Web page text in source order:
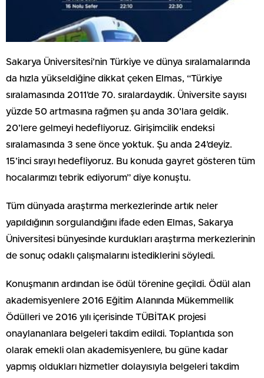
Sakarya Üniversitesi’nin Türkiye ve dünya sıralamalarında
da hızla yükseldiğine dikkat çeken Elmas, “Türkiye
sıralamasında 2011’de 70. sıralardaydık. Üniversite sayısı
yüzde 50 artmasına rağmen şu anda 30’lara geldik.
20’lere gelmeyi hedefliyoruz. Girişimcilik endeksi
sıralamasında 3 sene önce yoktuk. Şu anda 24’deyiz.
15’inci sırayı hedefliyoruz. Bu konuda gayret gösteren tüm
hocalarımızı tebrik ediyorum” diye konuştu.
Tüm dünyada araştırma merkezlerinde artık neler
yapıldığının sorgulandığını ifade eden Elmas, Sakarya
Üniversitesi bünyesinde kurdukları araştırma merkezlerinin
de sonuç odaklı çalışmalarını istediklerini söyledi.
Konuşmanın ardından ise ödül törenine geçildi. Ödül alan
akademisyenlere 2016 Eğitim Alanında Mükemmellik
Ödülleri ve 2016 yılı içerisinde TÜBİTAK projesi
onaylananlara belgeleri takdim edildi. Toplantıda son
olarak emekli olan akademisyenlere, bu güne kadar
yapmış oldukları hizmetler dolayısıyla belgeleri takdim